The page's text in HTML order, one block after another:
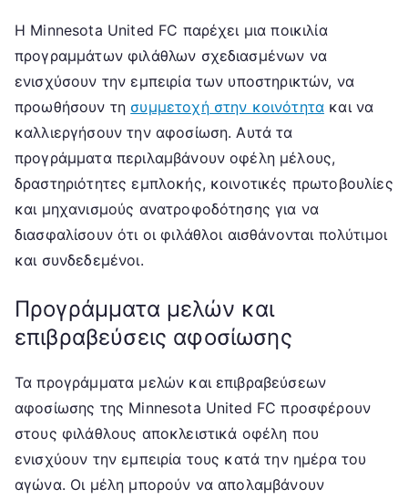
Η Minnesota United FC παρέχει μια ποικιλία
προγραμμάτων φιλάθλων σχεδιασμένων να
ενισχύσουν την εμπειρία των υποστηρικτών, να
προωθήσουν τη συμμετοχή στην κοινότητα και να
καλλιεργήσουν την αφοσίωση. Αυτά τα
προγράμματα περιλαμβάνουν οφέλη μέλους,
δραστηριότητες εμπλοκής, κοινοτικές πρωτοβουλίες
και μηχανισμούς ανατροφοδότησης για να
διασφαλίσουν ότι οι φιλάθλοι αισθάνονται πολύτιμοι
και συνδεδεμένοι.
Προγράμματα μελών και
επιβραβεύσεις αφοσίωσης
Τα προγράμματα μελών και επιβραβεύσεων
αφοσίωσης της Minnesota United FC προσφέρουν
στους φιλάθλους αποκλειστικά οφέλη που
ενισχύουν την εμπειρία τους κατά την ημέρα του
αγώνα. Οι μέλη μπορούν να απολαμβάνουν